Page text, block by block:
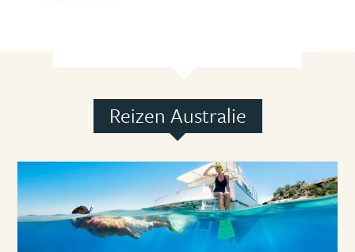
Reizen Australie